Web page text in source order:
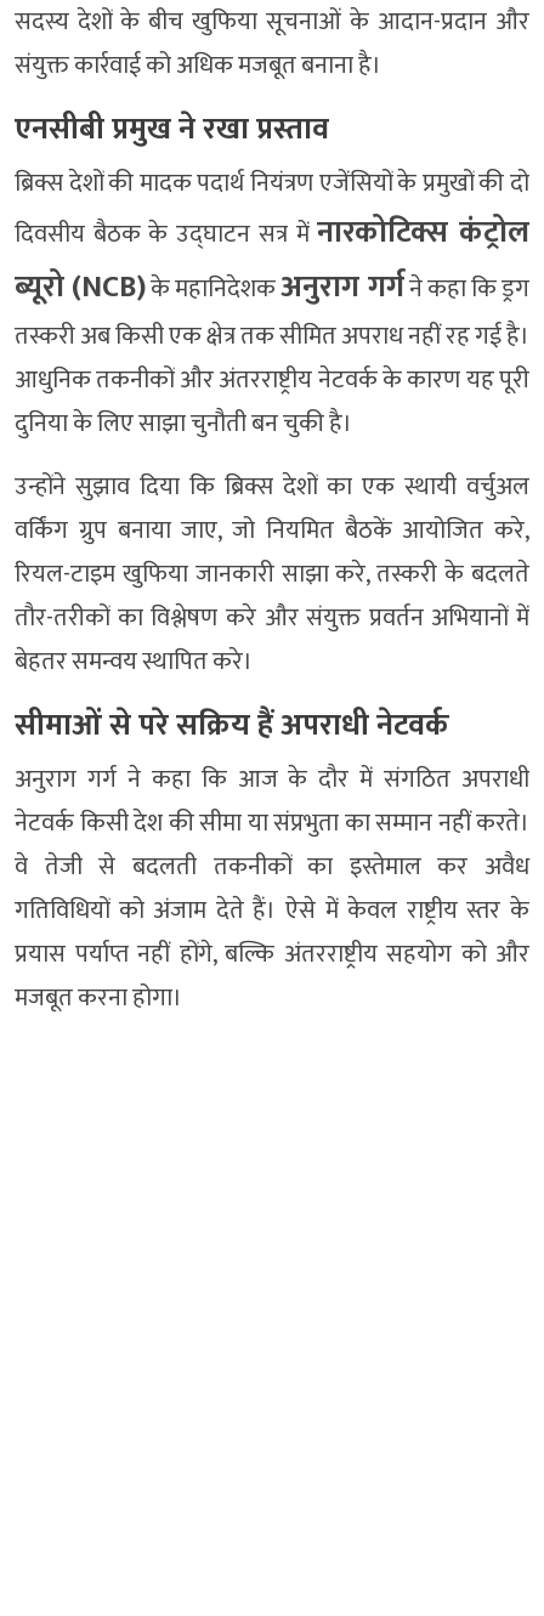
सदस्य देशों के बीच खुफिया सूचनाओं के आदान-प्रदान और
संयुक्त कार्रवाई को अधिक मजबूत बनाना है।
एनसीबी प्रमुख ने रखा प्रस्ताव
ब्रिक्स देशों की मादक पदार्थ नियंत्रण एजेंसियों के प्रमुखों की दो
दिवसीय बैठक के उद्घाटन सत्र मेंनारकोटिक्स कंट्रोल
ब्यूरो (NCB)के महानिदेशकअनुराग गर्गने कहा कि ड्रग
तस्करी अब किसी एक क्षेत्र तक सीमित अपराध नहीं रह गई है।
आधुनिक तकनीकों और अंतरराष्ट्रीय नेटवर्क के कारण यह पूरी
दुनिया के लिए साझा चुनौती बन चुकी है।
उन्होंने सुझाव दिया कि ब्रिक्स देशों का एक स्थायी वर्चुअल
वर्किंग ग्रुप बनाया जाए, जो नियमित बैठकें आयोजित करे,
रियल-टाइम खुफिया जानकारी साझा करे, तस्करी के बदलते
तौर-तरीकों का विश्लेषण करे और संयुक्त प्रवर्तन अभियानों में
बेहतर समन्वय स्थापित करे।
सीमाओं से परे सक्रिय हैं अपराधी नेटवर्क
अनुराग गर्ग ने कहा कि आज के दौर में संगठित अपराधी
नेटवर्क किसी देश की सीमा या संप्रभुता का सम्मान नहीं करते।
वे तेजी से बदलती तकनीकों का इस्तेमाल कर अवैध
गतिविधियों को अंजाम देते हैं। ऐसे में केवल राष्ट्रीय स्तर के
प्रयास पर्याप्त नहीं होंगे, बल्कि अंतरराष्ट्रीय सहयोग को और
मजबूत करना होगा।